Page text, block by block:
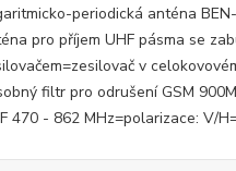
periodická anténa
pro příjem UHF pásma se
v
filtr pro odrušení GSM
470 - 862 MHz=polarizace: V/